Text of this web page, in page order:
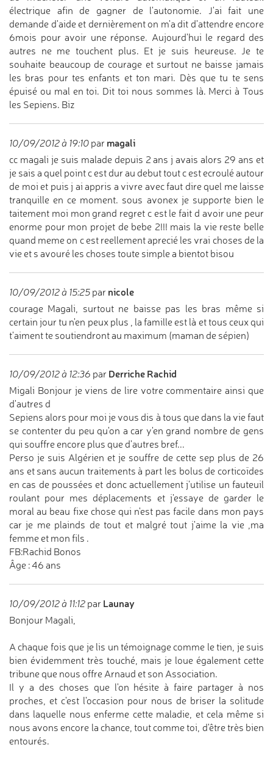
électrique afin de gagner de l'autonomie. J'ai fait une
demande d'aide et dernièrement on m'a dit d'attendre encore
6mois pour avoir une réponse. Aujourd'hui le regard des
autres ne me touchent plus. Et je suis heureuse. Je te
souhaite beaucoup de courage et surtout ne baisse jamais
les bras pour tes enfants et ton mari. Dès que tu te sens
épuisé ou mal en toi. Dit toi nous sommes là. Merci à Tous
les Sepiens. Biz
10/09/2012 à 19:10 par magali
cc magali je suis malade depuis 2 ans j avais alors 29 ans et
je sais a quel point c est dur au debut tout c est ecroulé autour
de moi et puis j ai appris a vivre avec faut dire quel me laisse
tranquille en ce moment. sous avonex je supporte bien le
taitement moi mon grand regret c est le fait d avoir une peur
enorme pour mon projet de bebe 2!!! mais la vie reste belle
quand meme on c est reellement aprecié les vrai choses de la
vie et s avouré les choses toute simple a bientot bisou
10/09/2012 à 15:25 par nicole
courage Magali, surtout ne baisse pas les bras même si
certain jour tu n'en peux plus , la famille est là et tous ceux qui
t'aiment te soutiendront au maximum (maman de sépien)
10/09/2012 à 12:36 par Derriche Rachid
Migali Bonjour je viens de lire votre commentaire ainsi que
d'autres d
Sepiens alors pour moi je vous dis à tous que dans la vie faut
se contenter du peu qu'on a car y'en grand nombre de gens
qui souffre encore plus que d'autres bref...
Perso je suis Algérien et je souffre de cette sep plus de 26
ans et sans aucun traitements à part les bolus de corticoïdes
en cas de poussées et donc actuellement j'utilise un fauteuil
roulant pour mes déplacements et j'essaye de garder le
moral au beau fixe chose qui n'est pas facile dans mon pays
car je me plainds de tout et malgré tout j'aime la vie ,ma
femme et mon fils .
FB:Rachid Bonos
Âge : 46 ans
10/09/2012 à 11:12 par Launay
Bonjour Magali,
A chaque fois que je lis un témoignage comme le tien, je suis
bien évidemment très touché, mais je loue également cette
tribune que nous offre Arnaud et son Association.
Il y a des choses que l'on hésite à faire partager à nos
proches, et c'est l'occasion pour nous de briser la solitude
dans laquelle nous enferme cette maladie, et cela même si
nous avons encore la chance, tout comme toi, d'être très bien
entourés.